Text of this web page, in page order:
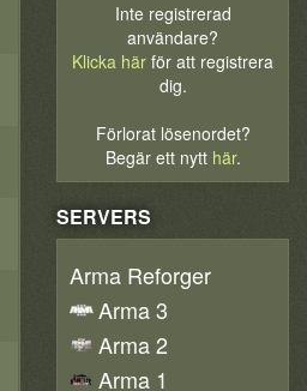
Inte registrerad
användare?
Klicka här för att registrera
dig.
Förlorat lösenordet?
Begär ett nytt här.
SERVERS
Arma Reforger
Arma 3
Arma 2
Arma 1